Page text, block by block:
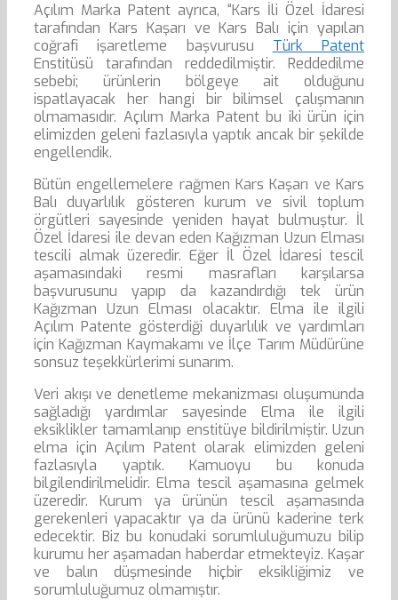
Açılım Marka Patent ayrıca, “Kars İli Özel İdaresi
tarafından Kars Kaşarı ve Kars Balı için yapılan
coğrafi işaretleme başvurusu Türk Patent
Enstitüsü tarafından reddedilmiştir. Reddedilme
sebebi; ürünlerin bölgeye ait olduğunu
ispatlayacak her hangi bir bilimsel çalışmanın
olmamasıdır. Açılım Marka Patent bu iki ürün için
elimizden geleni fazlasıyla yaptık ancak bir şekilde
engellendik.
Bütün engellemelere rağmen Kars Kaşarı ve Kars
Balı duyarlılık gösteren kurum ve sivil toplum
örgütleri sayesinde yeniden hayat bulmuştur. İl
Özel İdaresi ile devan eden Kağızman Uzun Elması
tescili almak üzeredir. Eğer İl Özel İdaresi tescil
aşamasındaki resmi masrafları karşılarsa
başvurusunu yapıp da kazandırdığı tek ürün
Kağızman Uzun Elması olacaktır. Elma ile ilgili
Açılım Patente gösterdiği duyarlılık ve yardımları
için Kağızman Kaymakamı ve İlçe Tarım Müdürüne
sonsuz teşekkürlerimi sunarım.
Veri akışı ve denetleme mekanizması oluşumunda
sağladığı yardımlar sayesinde Elma ile ilgili
eksiklikler tamamlanıp enstitüye bildirilmiştir. Uzun
elma için Açılım Patent olarak elimizden geleni
fazlasıyla yaptık. Kamuoyu bu konuda
bilgilendirilmelidir. Elma tescil aşamasına gelmek
üzeredir. Kurum ya ürünün tescil aşamasında
gerekenleri yapacaktır ya da ürünü kaderine terk
edecektir. Biz bu konudaki sorumluluğumuzu bilip
kurumu her aşamadan haberdar etmekteyiz. Kaşar
ve balın düşmesinde hiçbir eksikliğimiz ve
sorumluluğumuz olmamıştır.